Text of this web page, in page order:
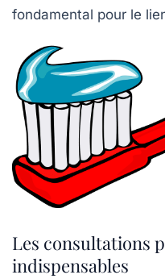
fondamental pour le
Les consultations
indispensables